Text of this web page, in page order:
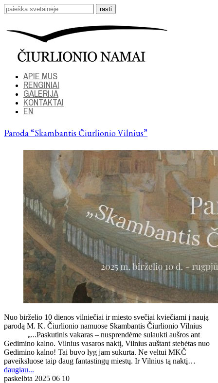
APIE MUS
RENGINIAI
GALERIJA
KONTAKTAI
EN
Paroda “Skambantis Čiurlionio Vilnius”
Nuo birželio 10 dienos vilniečiai ir miesto svečiai kviečiami į naują
parodą M. K. Čiurlionio namuose Skambantis Čiurlionio Vilnius
„...Paskutinis vakaras – nusprendėme sulaukti aušros ant
Gedimino kalno. Vilnius vasaros naktį, Vilnius auštant stebėtas nuo
Gedimino kalno! Tai buvo lyg jam sukurta. Ne veltui MKČ
paveiksluose taip daug fantastingų miestų. Ir Vilnius tą naktį…
daugiau...
paskelbta 2025 06 10